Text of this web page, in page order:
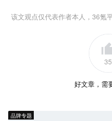
该文观点仅代表作者本人，36氪
35
好文章，需
品牌专题